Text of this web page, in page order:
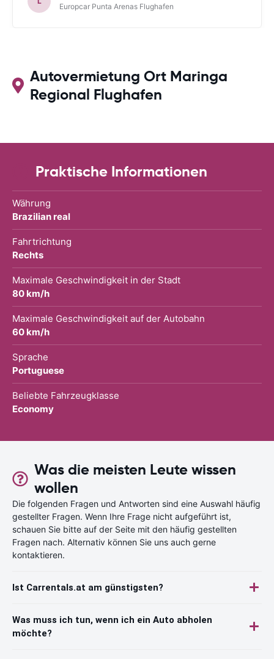
Europcar Punta Arenas Flughafen
Autovermietung Ort Maringa
Regional Flughafen
Praktische Informationen
Währung
Brazilian real
Fahrtrichtung
Rechts
Maximale Geschwindigkeit in der Stadt
80 km/h
Maximale Geschwindigkeit auf der Autobahn
60 km/h
Sprache
Portuguese
Beliebte Fahrzeugklasse
Economy
Was die meisten Leute wissen
wollen
Die folgenden Fragen und Antworten sind eine Auswahl häufig
gestellter Fragen. Wenn Ihre Frage nicht aufgeführt ist,
schauen Sie bitte auf der Seite mit den häufig gestellten
Fragen nach. Alternativ können Sie uns auch gerne
kontaktieren.
Ist Carrentals.at am günstigsten?
Was muss ich tun, wenn ich ein Auto abholen
möchte?